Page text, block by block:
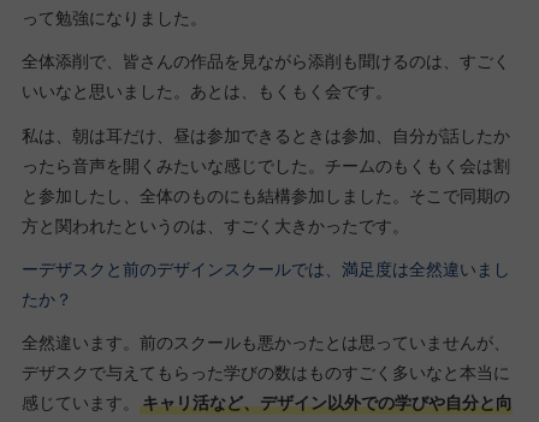
って勉強になりました。
全体添削で、皆さんの作品を見ながら添削も聞けるのは、すごく
いいなと思いました。あとは、もくもく会です。
私は、朝は耳だけ、昼は参加できるときは参加、自分が話したか
ったら音声を開くみたいな感じでした。チームのもくもく会は割
と参加したし、全体のものにも結構参加しました。そこで同期の
方と関われたというのは、すごく大きかったです。
ーデザスクと前のデザインスクールでは、満足度は全然違いまし
たか？
全然違います。前のスクールも悪かったとは思っていませんが、
デザスクで与えてもらった学びの数はものすごく多いなと本当に
感じています。
キャリ活など、デザイン以外での学びや自分と向